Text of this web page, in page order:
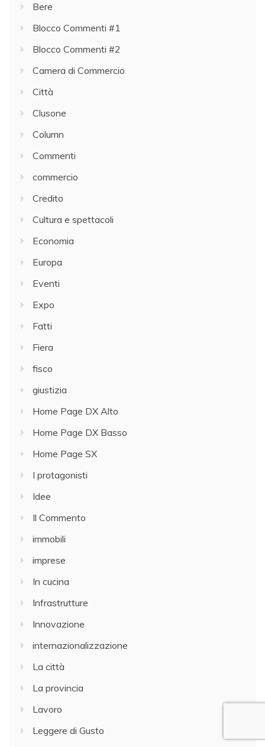
Bere
Blocco Commenti #1
Blocco Commenti #2
Camera di Commercio
Città
Clusone
Column
Commenti
commercio
Credito
Cultura e spettacoli
Economia
Europa
Eventi
Expo
Fatti
Fiera
fisco
giustizia
Home Page DX Alto
Home Page DX Basso
Home Page SX
I protagonisti
Idee
Il Commento
immobili
imprese
In cucina
Infrastrutture
Innovazione
internazionalizzazione
La città
La provincia
Lavoro
Leggere di Gusto